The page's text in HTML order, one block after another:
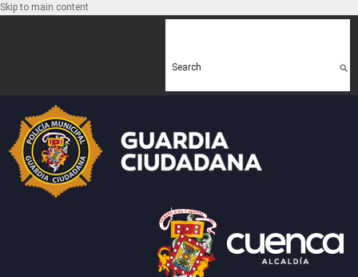
Skip to main content
Search